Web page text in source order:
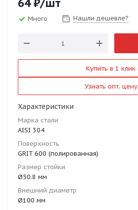
64₽/шт
Много Нашли дешевле?
Купить в 1 клик
Узнать опт. цену
Характеристики
Марка стали
AISI 304
Поверхность
GRIT 600 (полированная)
Размер стойки
Ø50.8 мм
Внешний диаметр
Ø100 мм